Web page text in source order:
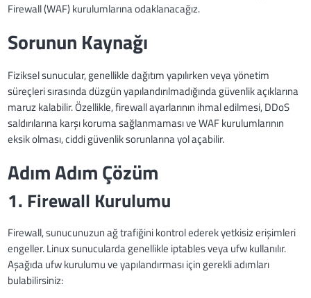
Firewall (WAF) kurulumlarına odaklanacağız.
Sorunun Kaynağı
Fiziksel sunucular, genellikle dağıtım yapılırken veya yönetim
süreçleri sırasında düzgün yapılandırılmadığında güvenlik açıklarına
maruz kalabilir. Özellikle, firewall ayarlarının ihmal edilmesi, DDoS
saldırılarına karşı koruma sağlanmaması ve WAF kurulumlarının
eksik olması, ciddi güvenlik sorunlarına yol açabilir.
Adım Adım Çözüm
1. Firewall Kurulumu
Firewall, sunucunuzun ağ trafiğini kontrol ederek yetkisiz erişimleri
engeller. Linux sunucularda genellikle iptables veya ufw kullanılır.
Aşağıda ufw kurulumu ve yapılandırması için gerekli adımları
bulabilirsiniz: